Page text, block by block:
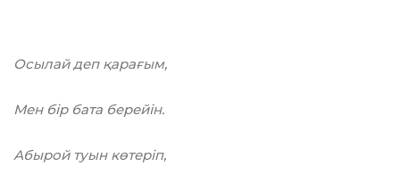
Осылай деп қарағым,
Мен бip бата берейін.
Абырой туын көтеріп,